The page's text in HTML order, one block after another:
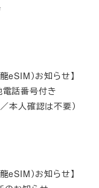
eSIM）お知らせ】
電話番号付き
本人確認は不要）
eSIM）お知らせ】